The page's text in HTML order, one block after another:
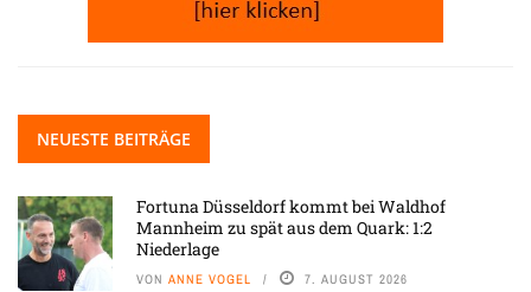
NEUESTE BEITRÄGE
Fortuna Düsseldorf kommt bei Waldhof
Mannheim zu spät aus dem Quark: 1:2
Niederlage
VON ANNE VOGEL 7. AUGUST 2026